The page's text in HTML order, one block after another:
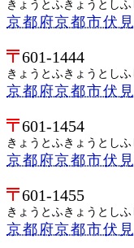
きょうとふきょうとし
京都府京都市伏
601-1444
きょうとふきょうとし
京都府京都市伏
601-1454
きょうとふきょうとし
京都府京都市伏
601-1455
きょうとふきょうとし
京都府京都市伏